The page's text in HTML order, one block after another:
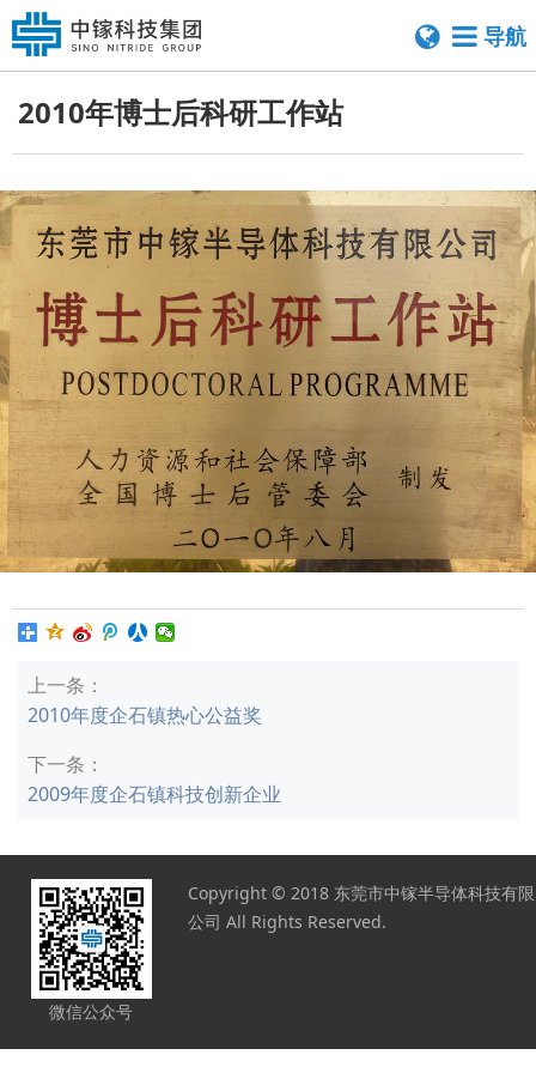
导航
2010年博士后科研工作站
上一条：
2010年度企石镇热心公益奖
下一条：
2009年度企石镇科技创新企业
微信公众号
Copyright © 2018 东莞市中镓半导体科技有限
公司 All Rights Reserved.